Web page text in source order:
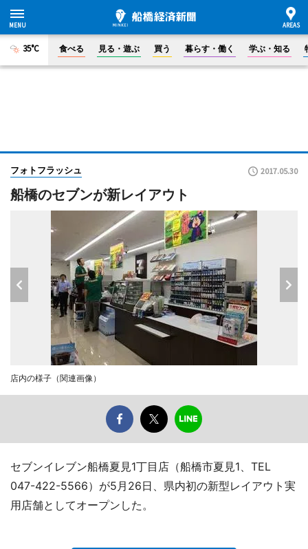
35°C 食べる 見る・遊ぶ 買う 暮らす・働く 学ぶ・知る
フォトフラッシュ 2017.05.30
船橋のセブンが新レイアウト
店内の様子（関連画像）
セブンイレブン船橋夏見1丁目店（船橋市夏見1、TEL
047-422-5566）が5月26日、県内初の新型レイアウト実
用店舗としてオープンした。